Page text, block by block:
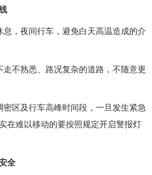
，夜间行车，避免白天高温造成的介
不熟悉、路况复杂的道路，不随意更
区及行车高峰时间段，一旦发生紧急
在难以移动的要按照规定开启警报灯
全